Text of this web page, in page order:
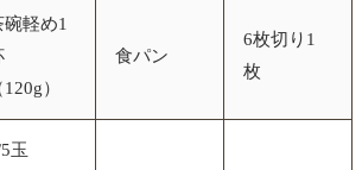
碗軽め1
120g）
食パン
6枚切り1
枚
玉